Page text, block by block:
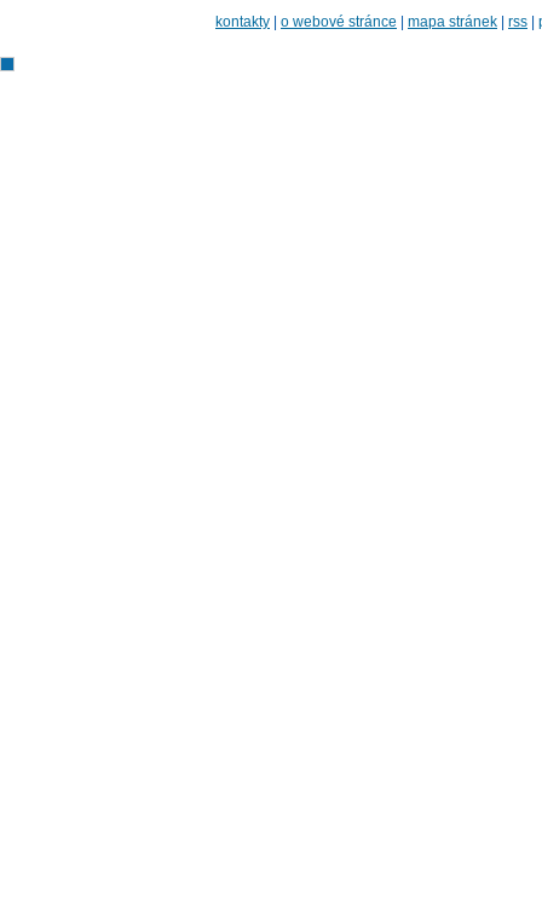
kontakty | o webové stránce | mapa stránek | rss |